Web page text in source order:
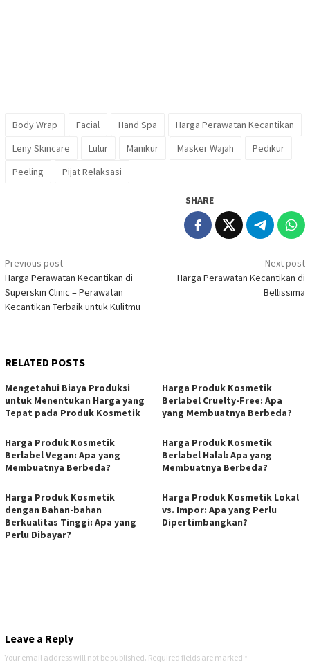
Body Wrap Facial Hand Spa
Harga Perawatan Kecantikan
Leny Skincare
Lulur Manikur Masker Wajah
Pedikur
Peeling
Pijat Relaksasi
SHARE
Post
navigation
Previous post
Harga Perawatan Kecantikan di
Superskin Clinic – Perawatan
Kecantikan Terbaik untuk Kulitmu
Next post
Harga Perawatan Kecantikan di
Bellissima
RELATED POSTS
Mengetahui Biaya Produksi
untuk Menentukan Harga yang
Tepat pada Produk Kosmetik
Harga Produk Kosmetik
Berlabel Cruelty-Free: Apa
yang Membuatnya Berbeda?
Harga Produk Kosmetik
Berlabel Vegan: Apa yang
Membuatnya Berbeda?
Harga Produk Kosmetik
Berlabel Halal: Apa yang
Membuatnya Berbeda?
Harga Produk Kosmetik
dengan Bahan-bahan
Berkualitas Tinggi: Apa yang
Perlu Dibayar?
Harga Produk Kosmetik Lokal
vs. Impor: Apa yang Perlu
Dipertimbangkan?
Leave a Reply
Your email address will not be published. Required fields are marked *